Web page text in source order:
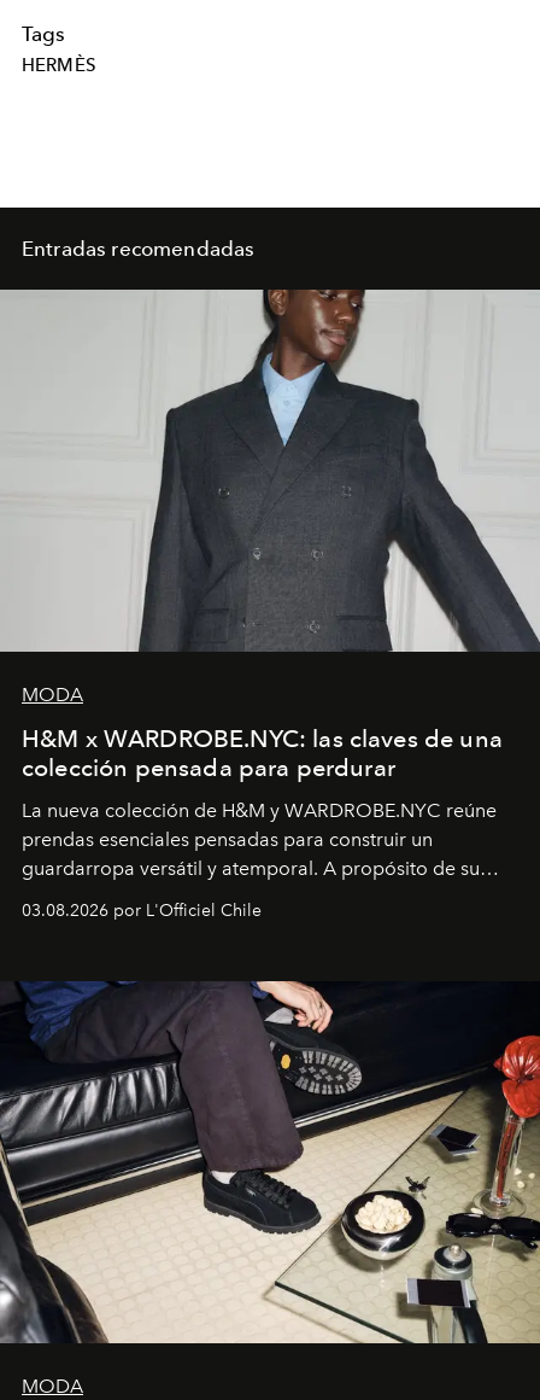
Tags
HERMÈS
Entradas recomendadas
MODA
H&M x WARDROBE.NYC: las claves de una
colección pensada para perdurar
La nueva colección de H&M y WARDROBE.NYC reúne
prendas esenciales pensadas para construir un
guardarropa versátil y atemporal. A propósito de su
lanzamiento, los fundadores de la firma neoyorquina y
la asesora creativa y jefa de diseño global de la marca
y la filosofía detrás de la propuesta.
03.08.2026 por L'Officiel Chile
MODA